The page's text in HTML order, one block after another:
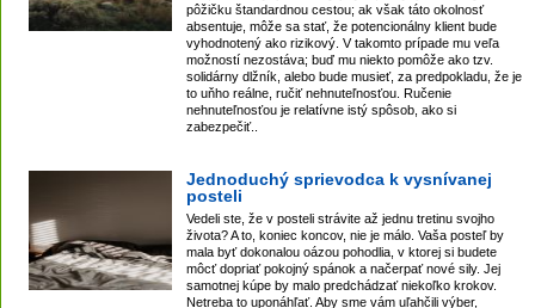
pôžičku štandardnou cestou; ak však táto okolnosť
absentuje, môže sa stať, že potencionálny klient bude
vyhodnotený ako rizikový. V takomto prípade mu veľa
možností nezostáva; buď mu niekto pomôže ako tzv.
solidárny dlžník, alebo bude musieť, za predpokladu, že je
to uňho reálne, ručiť nehnuteľnosťou. Ručenie
nehnuteľnosťou je relatívne istý spôsob, ako si
zabezpečiť..
Jednoduchý sprievodca k vysnívanej
posteli
Vedeli ste, že v posteli strávite až jednu tretinu svojho
života? A to, koniec koncov, nie je málo. Vaša posteľ by
mala byť dokonalou oázou pohodlia, v ktorej si budete
môcť dopriať pokojný spánok a načerpať nové sily. Jej
samotnej kúpe by malo predchádzať niekoľko krokov.
Netreba to uponáhľať. Aby sme vám uľahčili výber,